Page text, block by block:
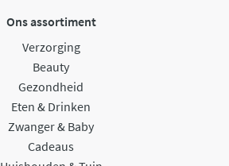
Ons assortiment
Verzorging
Beauty
Gezondheid
Eten & Drinken
Zwanger & Baby
Cadeaus